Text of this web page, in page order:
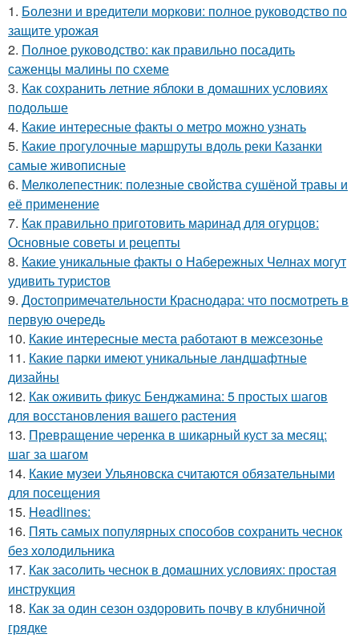
1. Болезни и вредители моркови: полное руководство по
защите урожая
2. Полное руководство: как правильно посадить
саженцы малины по схеме
3. Как сохранить летние яблоки в домашних условиях
подольше
4. Какие интересные факты о метро можно узнать
5. Какие прогулочные маршруты вдоль реки Казанки
самые живописные
6. Мелколепестник: полезные свойства сушёной травы и
её применение
7. Как правильно приготовить маринад для огурцов:
Основные советы и рецепты
8. Какие уникальные факты о Набережных Челнах могут
удивить туристов
9. Достопримечательности Краснодара: что посмотреть в
первую очередь
10. Какие интересные места работают в межсезонье
11. Какие парки имеют уникальные ландшафтные
дизайны
12. Как оживить фикус Бенджамина: 5 простых шагов
для восстановления вашего растения
13. Превращение черенка в шикарный куст за месяц:
шаг за шагом
14. Какие музеи Ульяновска считаются обязательными
для посещения
15. Headlines:
16. Пять самых популярных способов сохранить чеснок
без холодильника
17. Как засолить чеснок в домашних условиях: простая
инструкция
18. Как за один сезон оздоровить почву в клубничной
грядке